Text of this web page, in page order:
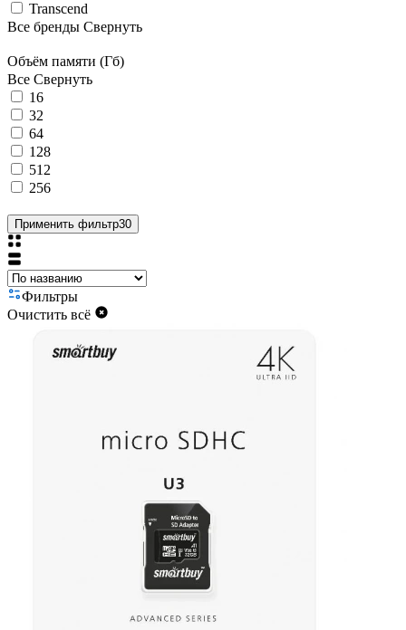
Transcend
Все бренды Свернуть
Объём памяти (Гб)
Все Свернуть
16
32
64
128
512
256
Применить фильтр30
Фильтры
Очистить всё